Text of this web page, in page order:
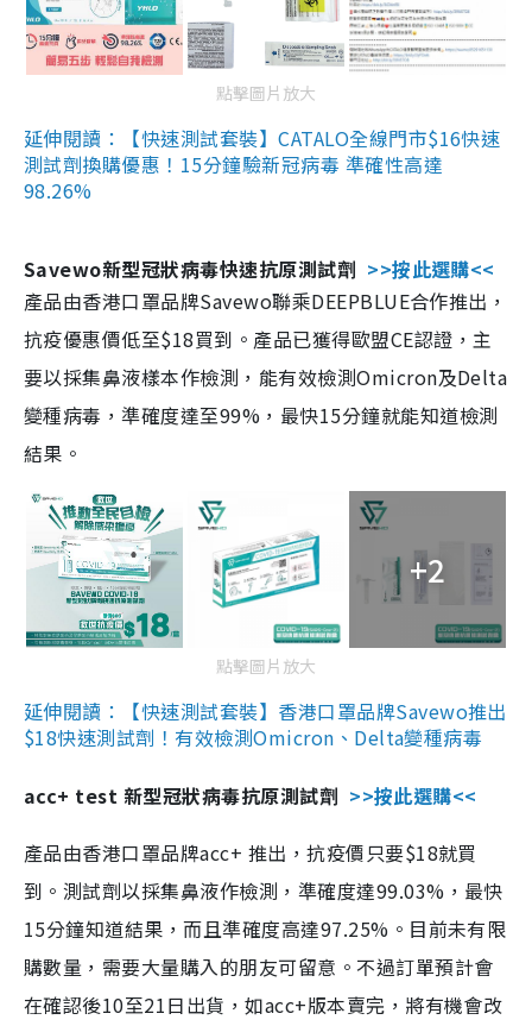
點擊圖片放大
延伸閱讀：【快速測試套裝】CATALO全線門市$16快速
測試劑換購優惠！15分鐘驗新冠病毒 準確性高達
98.26%
Savewo新型冠狀病毒快速抗原測試劑 >>按此選購<<
產品由香港口罩品牌Savewo聯乘DEEPBLUE合作推出，
抗疫優惠價低至$18買到。產品已獲得歐盟CE認證，主
要以採集鼻液樣本作檢測，能有效檢測Omicron及Delta
變種病毒，準確度達至99%，最快15分鐘就能知道檢測
結果。
+2
點擊圖片放大
延伸閱讀：【快速測試套裝】香港口罩品牌Savewo推出
$18快速測試劑！有效檢測Omicron、Delta變種病毒
acc+ test 新型冠狀病毒抗原測試劑 >>按此選購<<
產品由香港口罩品牌acc+ 推出，抗疫價只要$18就買
到。測試劑以採集鼻液作檢測，準確度達99.03%，最快
15分鐘知道結果，而且準確度高達97.25%。目前未有限
購數量，需要大量購入的朋友可留意。不過訂單預計會
在確認後10至21日出貨，如acc+版本賣完，將有機會改